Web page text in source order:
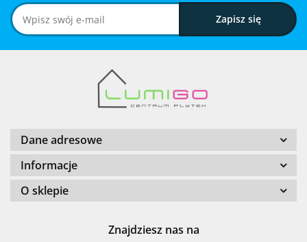
Dane adresowe
Informacje
O sklepie
Znajdziesz nas na